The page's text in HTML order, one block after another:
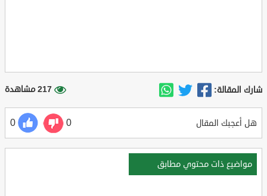
شارك المقالة: 217 مشاهدة
هل أعجبك المقال 0
0
مواضيع ذات محتوي مطابق